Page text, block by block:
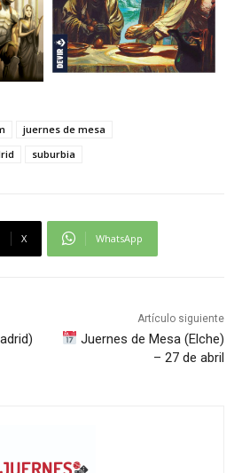
juernes de mesa
suburbia
X WhatsApp
Artículo siguiente
Juernes de Mesa (Elche)
– 27 de abril